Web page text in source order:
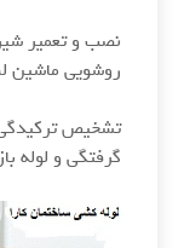
نصب و تعمیر
روشویی ماشین
تشخیص ترکیدگی
گرفتگی و لوله